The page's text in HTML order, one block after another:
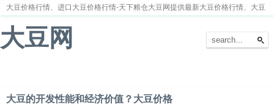
大豆价格行情、进口大豆价格行情-天下粮仓大豆网提供最新大豆价格行情、大豆
大豆网
大豆的开发性能和经济价值？大豆价格